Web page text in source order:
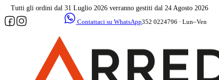
Tutti gli ordini dal 31 Luglio 2026 verranno gestiti dal 24 Agosto 2026
Contattaci su WhatsApp352 0224796 · Lun–Ven